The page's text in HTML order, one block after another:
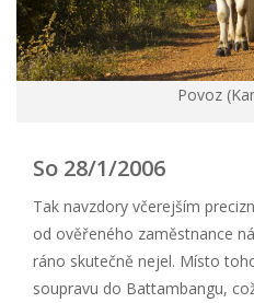
Povoz
So 28/1/2006
Tak navzdory včerejším
od ověřeného zaměstnance
ráno skutečně nejel. Místo
soupravu do Battambangu,